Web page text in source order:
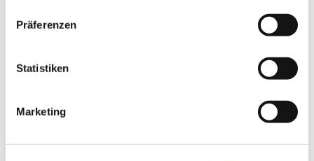
Präferenzen
Statistiken
Marketing